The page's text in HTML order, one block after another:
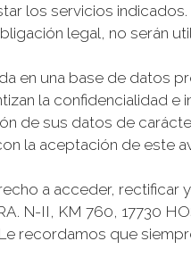
los servicios indicados.
legal, no serán
en una base de datos
la confidencialidad e
de sus datos de
la aceptación de este
a acceder,
N-II, KM 760, 17730
recordamos que